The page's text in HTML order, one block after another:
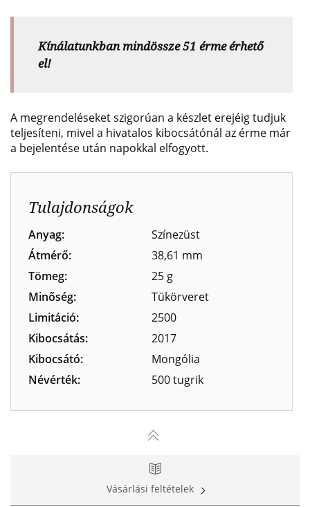
Kínálatunkban mindössze 51 érme érhető
el!
A megrendeléseket szigorúan a készlet erejéig tudjuk
teljesíteni, mivel a hivatalos kibocsátónál az érme már
a bejelentése után napokkal elfogyott.
Tulajdonságok
Anyag:
Színezüst
Átmérő:
38,61 mm
Tömeg:
25 g
Minőség:
Tükörveret
Limitáció:
2500
Kibocsátás:
2017
Kibocsátó:
Mongólia
Névérték:
500 tugrik
Vásárlási feltételek